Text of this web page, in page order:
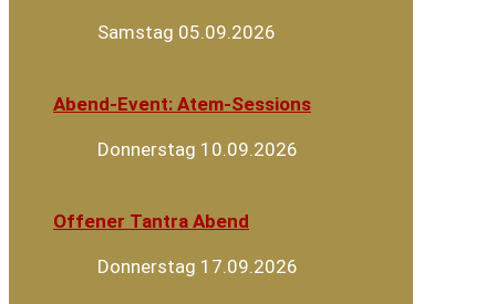
Samstag 05.09.2026
Abend-Event: Atem-Sessions
Donnerstag 10.09.2026
Offener Tantra Abend
Donnerstag 17.09.2026